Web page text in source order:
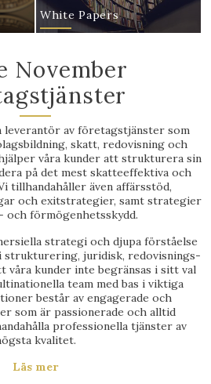
White Papers
November
leverantör av företagstjänster som
skatt, redovisning och
våra kunder att strukturera sin
på det mest skatteeffektiva och
tillhandahåller även affärsstöd,
och exitstrategier, samt strategier
förmögenhetsskydd.
strategi och djupa förståelse
juridisk, redovisnings-
våra kunder inte begränsas i sitt val
team med bas i viktiga
består av engagerade och
som är passionerade och alltid
professionella tjänster av
kvalitet.
Läs mer